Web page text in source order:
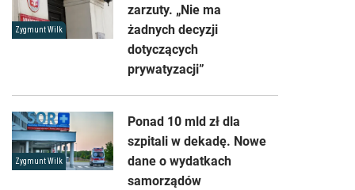
Zygmunt Wilk
zarzuty. „Nie ma
żadnych decyzji
dotyczących
prywatyzacji”
Zygmunt Wilk
Ponad 10 mld zł dla
szpitali w dekadę. Nowe
dane o wydatkach
samorządów